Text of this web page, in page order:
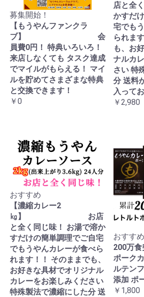
募集開始！
【もうやんファンクラ
ブ】 会
員費0円！ 特典いろいろ！
来店しなくても タスク達成
でマイルがもらえる！ マイ
ルを貯めてさまざまな特典
と交換できます！
￥0
店と全
かすだ
宅でも
られま
も、お
ナルカ
さい 特
分 送料
入って
￥2,980
おすすめ
【濃縮カレー2
㎏】 お店
と全く同じ味！ お湯で溶か
すだけの簡単調理でご自宅
でもうやんカレーが食べら
れます！！ そのままでも、
お好きな具材でオリジナル
カレーをお楽しみください
特殊製法で濃縮にした分 送
おすすめ
200万食
ポーク
ルテン
添加 ポ
￥1,800